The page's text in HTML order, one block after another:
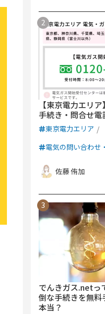
【東京電力エリ
手続き・問合せ電
東京電力エリア
電気の問い合わせ
佐藤 侑加
でんきガス.netっ
倒な手続きを無
本当？